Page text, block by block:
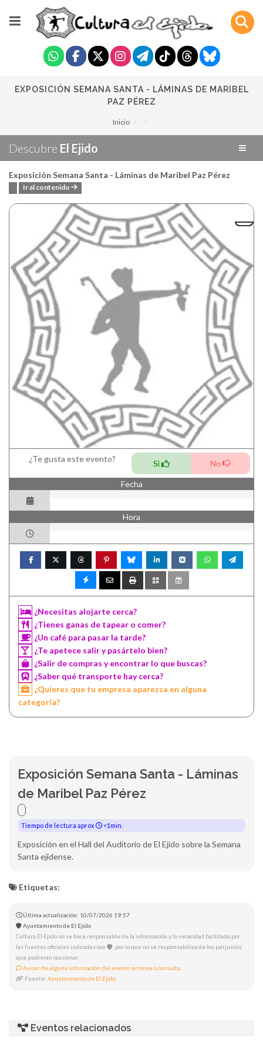
EXPOSICIÓN SEMANA SANTA - LÁMINAS DE MARIBEL
PAZ PÉREZ
Inicio
Descubre El Ejido
Exposición Semana Santa - Láminas de Maribel Paz Pérez
Ir al contenido
¿Te gusta este evento? Si No
Fecha
Hora
¿Necesitas alojarte cerca?
¿Tienes ganas de tapear o comer?
¿Un café para pasar la tarde?
¿Te apetece salir y pasártelo bien?
¿Salir de compras y encontrar lo que buscas?
¿Saber qué transporte hay cerca?
¿Quieres que tu empresa aparezca en alguna
categoría?
Exposición Semana Santa - Láminas
de Maribel Paz Pérez
Tiempo de lectura aprox <1min.
Exposición en el Hall del Auditorio de El Ejido sobre la Semana
Santa ejidense.
Etiquetas:
Última actualización: 10/07/2026 19:57
Ayuntamiento de El Ejido
Cultura El Ejido no se hace responsable de la información y la veracidad facilitada por
las fuentes oficiales indicadas con
, por lo que no se responsabiliza de los perjuicios
que pudieran ocasionar.
Avisar de alguna información del evento errónea o consulta.
Fuente: Ayuntamiento de El Ejido
Eventos relacionados